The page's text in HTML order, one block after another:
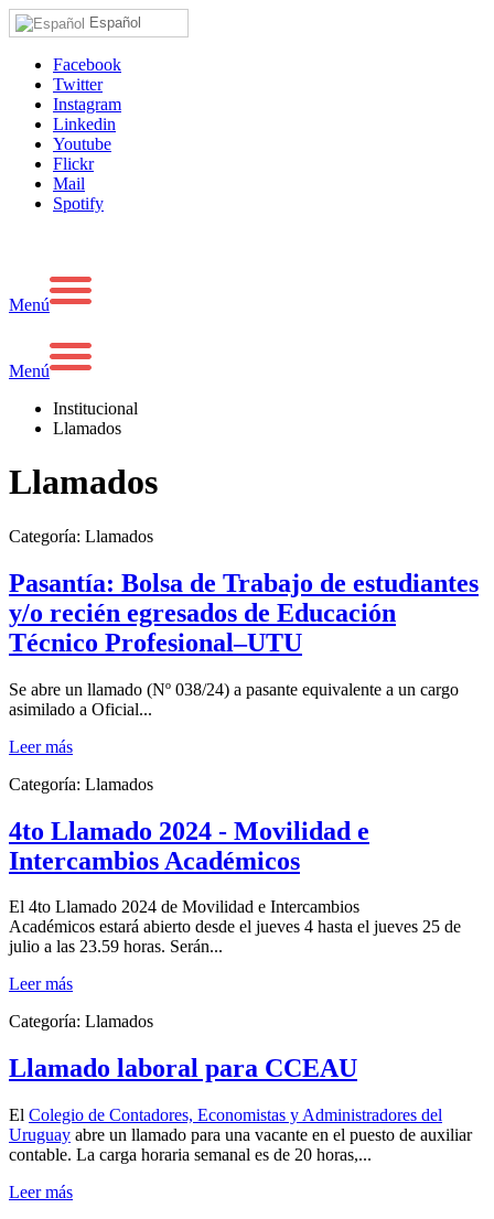
Español
Facebook
Twitter
Instagram
Linkedin
Youtube
Flickr
Mail
Spotify
Menú
Menú
Institucional
Llamados
Llamados
Categoría: Llamados
Pasantía: Bolsa de Trabajo de estudiantes
y/o recién egresados de Educación
Técnico Profesional–UTU
Se abre un llamado (Nº 038/24) a pasante equivalente a un cargo
asimilado a Oficial...
Leer más
Categoría: Llamados
4to Llamado 2024 - Movilidad e
Intercambios Académicos
El 4to Llamado 2024 de Movilidad e Intercambios
Académicos estará abierto desde el jueves 4 hasta el jueves 25 de
julio a las 23.59 horas. Serán...
Leer más
Categoría: Llamados
Llamado laboral para CCEAU
El Colegio de Contadores, Economistas y Administradores del
Uruguay abre un llamado para una vacante en el puesto de auxiliar
contable. La carga horaria semanal es de 20 horas,...
Leer más